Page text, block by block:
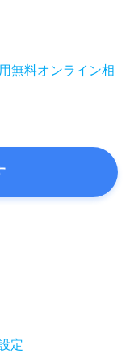
無料オンライン相
定